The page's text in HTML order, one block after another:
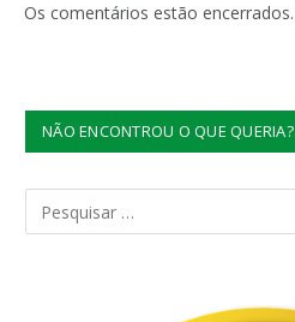
Os comentários estão encerrados.
NÃO ENCONTROU O QUE QUERIA?